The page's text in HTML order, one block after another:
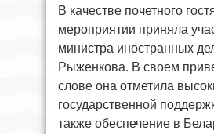
В качестве почетного
мероприятии приняла
министра иностранных
Рыженкова. В своем
слове она отметила
государственной
также обеспечение в